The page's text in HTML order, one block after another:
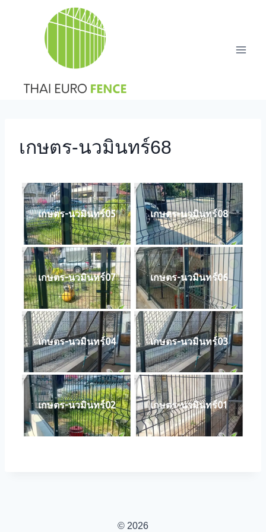
เกษตร-นวมินทร์68
เกษตร-นวมินทร์05 เกษตร-นวมินทร์08
เกษตร-นวมินทร์07 เกษตร-นวมินทร์06
เกษตร-นวมินทร์04 เกษตร-นวมินทร์03
เกษตร-นวมินทร์02 เกษตร-นวมินทร์01
© 2026